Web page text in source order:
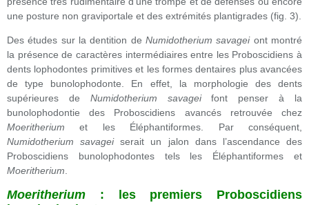
une posture non graviportale et des extrémités plantigrades (fig. 3).
Des études sur la dentition de Numidotherium savageiont montré
la présence de caractères intermédiaires entre les Proboscidiens à
dents lophodontes primitives et les formes dentaires plus avancées
de type bunolophodonte. En effet, la morphologie des dents
supérieures de Numidotherium savageifont penser à la
bunolophodontie des Proboscidiens avancés retrouvée chez
Moeritherium et les Éléphantiformes. Par conséquent,
Numidotherium savageiserait un jalon dans l’ascendance des
Proboscidiens bunolophodontes tels les Éléphantiformes et
Moeritherium
Moeritherium : les premiers Proboscidiens